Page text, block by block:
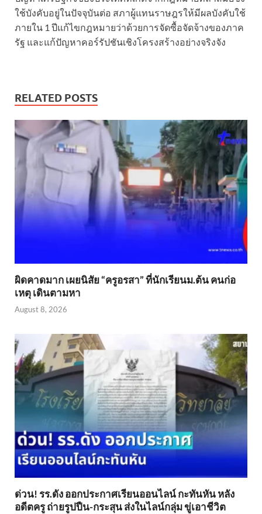
ใช้บังคับอยู่ในปัจจุบันต่อ สภาผู้แทนราษฎรให้มีผลบังคับใช้
ภายใน 1 ปีแก้ไขกฎหมายว่าด้วยการจัดซื้อจัดจ้างของภาค
รัฐ และแก้ปัญหาคอร์รัปชันเชิงโครงสร้างอย่างจริงจัง
RELATED POSTS
ผิดคาดมาก เผยนิสัย “ครูอรสา” ที่นักเรียนม.ต้น คนก่อ
เหตุ เดินตามหา
August 8, 2026
ด่วน! รร.ดัง ออกประกาศเรียนออนไลน์ กะทันหัน หลัง
อดีตครู ถ่ายรูปปืน-กระสุน ส่งในไลน์กลุ่ม ขู่เอาชีวิต